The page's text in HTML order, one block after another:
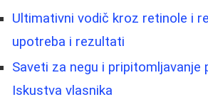
Ultimativni vodič kroz retinole i
upotreba i rezultati
Saveti za negu i pripitomljavanje
Iskustva vlasnika